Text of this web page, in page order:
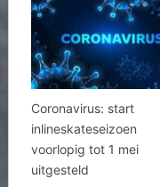
Coronavirus: start
inlineskateseizoen
voorlopig tot 1 mei
uitgesteld